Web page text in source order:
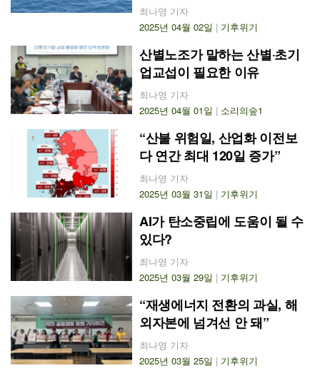
최나영 기자
2025년 04월 02일 | 기후위기
산별노조가 말하는 산별‧초기
업교섭이 필요한 이유
최나영 기자
2025년 04월 01일 | 소리의숲1
“산불 위험일, 산업화 이전보
다 연간 최대 120일 증가”
최나영 기자
2025년 03월 31일 | 기후위기
AI가 탄소중립에 도움이 될 수
있다?
최나영 기자
2025년 03월 29일 | 기후위기
“재생에너지 전환의 과실, 해
외자본에 넘겨선 안 돼”
최나영 기자
2025년 03월 25일 | 기후위기